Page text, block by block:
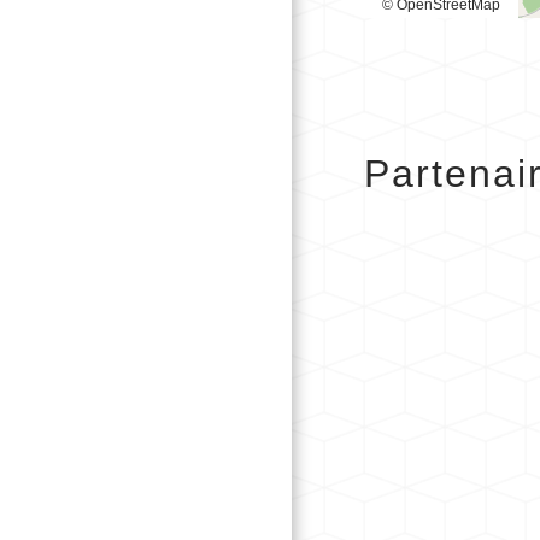
© OpenStreetMap